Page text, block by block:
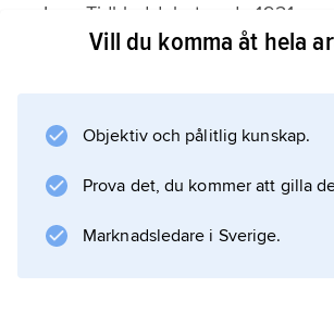
Inga Tidblad debuterade 1921
”Stormen” redan under
Svenska teatern. Tidblad var
Dramaten 1932–63. Hon
Gustaf Molanders
Vill du komma åt hela
Objektiv och pålitlig kunskap.
Prova det, du kommer att gilla
Marknadsledare i Sverige.